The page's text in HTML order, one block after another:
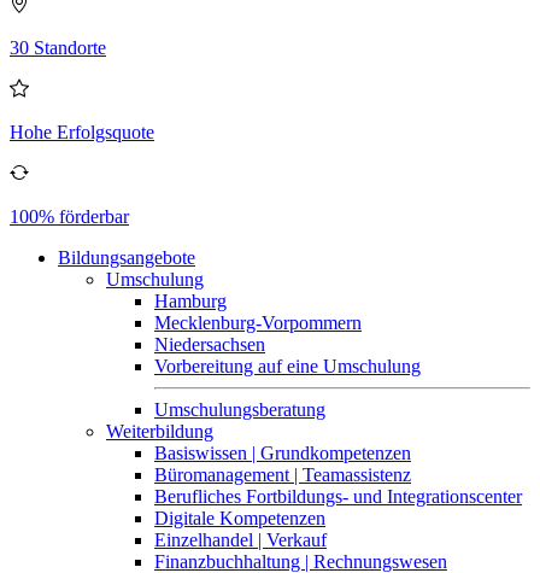
30 Standorte
Hohe Erfolgsquote
100% förderbar
Bildungsangebote
Umschulung
Hamburg
Mecklenburg-Vorpommern
Niedersachsen
Vorbereitung auf eine Umschulung
Umschulungsberatung
Weiterbildung
Basiswissen | Grundkompetenzen
Büromanagement | Teamassistenz
Berufliches Fortbildungs- und Integrationscenter
Digitale Kompetenzen
Einzelhandel | Verkauf
Finanzbuchhaltung | Rechnungswesen